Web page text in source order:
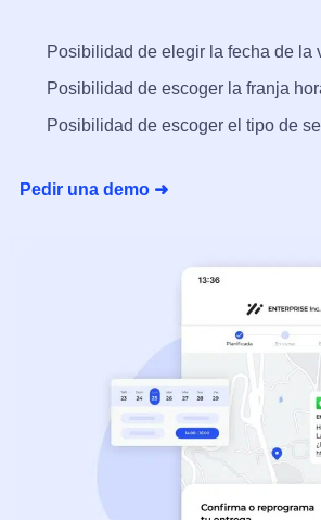
Posibilidad de elegir la fecha de la
Posibilidad de escoger la franja
Posibilidad de escoger el tipo de
Pedir una demo ➜